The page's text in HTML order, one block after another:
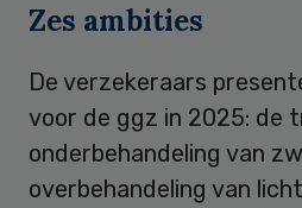
Zes ambities
De verzekeraars
voor de ggz in 2025: de
onderbehandeling van
overbehandeling van